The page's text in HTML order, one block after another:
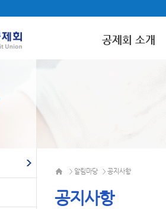
공제회 소개
> 알림마당 > 공지사항
공지사항